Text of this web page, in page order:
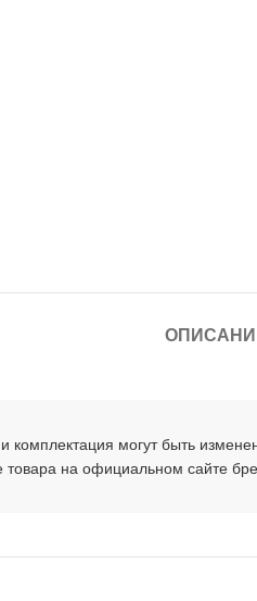
могут быть
товара на официальном сайте